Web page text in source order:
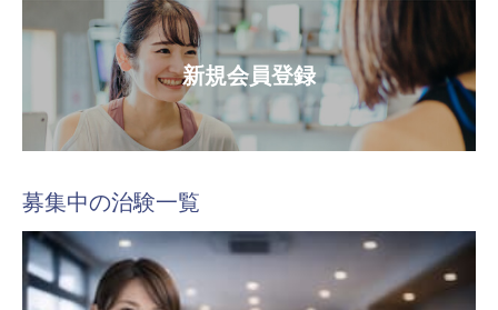
新規会員登録
募集中の治験一覧